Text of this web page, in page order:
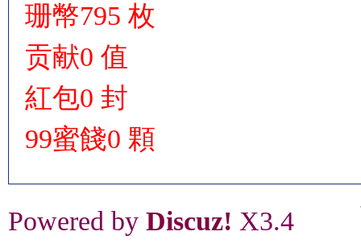
珊幣795 枚
贡献0 值
紅包0 封
99蜜餞0 顆
Powered by Discuz! X3.4